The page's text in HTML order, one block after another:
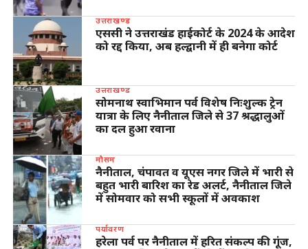
उत्तराखण्ड
एससी ने उत्तराखंड हाईकोर्ट के 2024 के आदेश
को रद्द किया, अब हल्द्वानी में ही बनेगा कोर्ट
उत्तराखण्ड
सोमनाथ स्वाभिमान पर्व विशेष निःशुल्क ट्रेन
यात्रा के लिए नैनीताल जिले से 37 श्रद्धालुओं
का दल हुआ रवाना
मौसम
नैनीताल, चंपावत व यूएस नगर जिले में भारी से
बहुत भारी बारिश का रेड अलर्ट, नैनीताल जिले
में सोमवार को सभी स्कूलों में अवकाश
पर्यावरण
हरेला पर्व पर नैनीताल में हरित संकल्प की गूंज,